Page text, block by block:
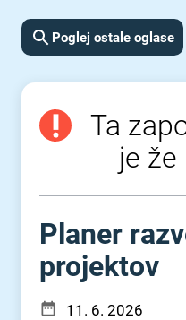
Poglej ostale oglase
Ta
je že
Planer
projektov
11. 6. 2026